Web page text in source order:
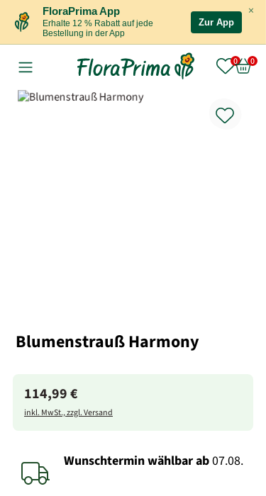
×
FloraPrima App
Erhalte 12 % Rabatt auf jede
Bestellung in der App
Zur App
Blumenstrauß Harmony
114,99 €
inkl. MwSt., zzgl. Versand
Wunschtermin wählbarab07.08.